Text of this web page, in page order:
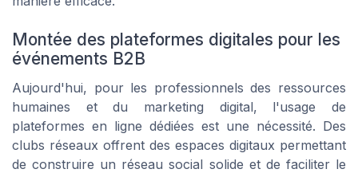
Montée des plateformes digitales pour les
événements B2B
Aujourd'hui, pour les professionnels des ressources
humaines et du marketing digital, l'usage de
plateformes en ligne dédiées est une nécessité. Des
clubs réseaux offrent des espaces digitaux permettant
de construire un réseau social solide et de faciliter le